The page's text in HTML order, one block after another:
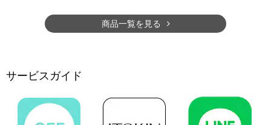
商品一覧を見る
サービスガイド